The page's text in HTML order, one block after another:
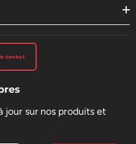
contrat
jour sur nos produits et